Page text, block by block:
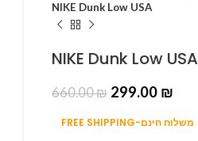
NIKE Dunk Low USA
NIKE Dunk Low USA
660.00₪ 299.00 ₪
FREE SHIPPING-משלוח חינם